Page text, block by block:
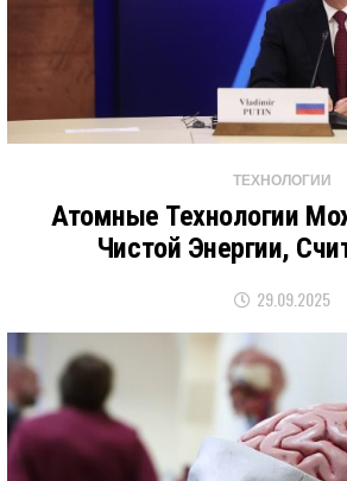
ТЕХНОЛОГИИ
Атомные Технологии
Чистой Энергии,
29.09.2025